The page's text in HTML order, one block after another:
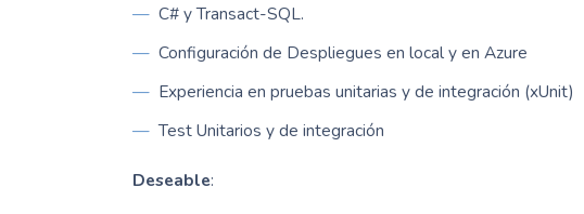
C# y Transact-SQL.
Configuración de Despliegues en local y en Azure
Experiencia en pruebas unitarias y de integración (xUnit)
Test Unitarios y de integración
Deseable: